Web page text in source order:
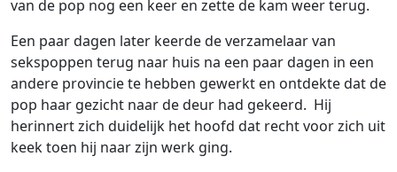
van de pop nog een keer en zette de kam weer terug.
Een paar dagen later keerde de verzamelaar van
sekspoppen terug naar huis na een paar dagen in een
andere provincie te hebben gewerkt en ontdekte dat de
pop haar gezicht naar de deur had gekeerd. Hij
herinnert zich duidelijk het hoofd dat recht voor zich uit
keek toen hij naar zijn werk ging.